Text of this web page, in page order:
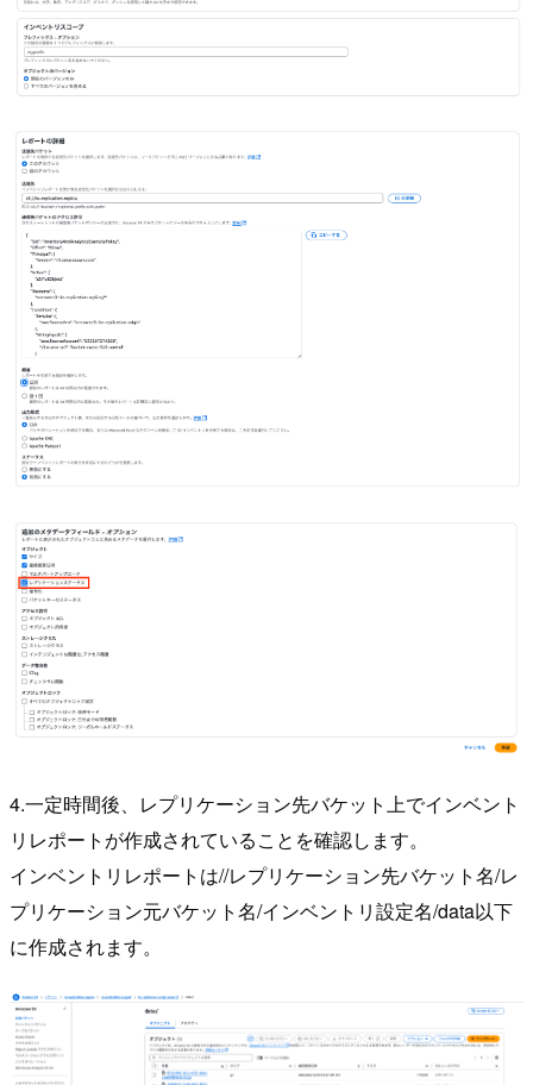
4.一定時間後、レプリケーション先バケット上でインベント
リレポートが作成されていることを確認します。
インベントリレポートは//レプリケーション先バケット名/レ
プリケーション元バケット名/インベントリ設定名/data以下
に作成されます。